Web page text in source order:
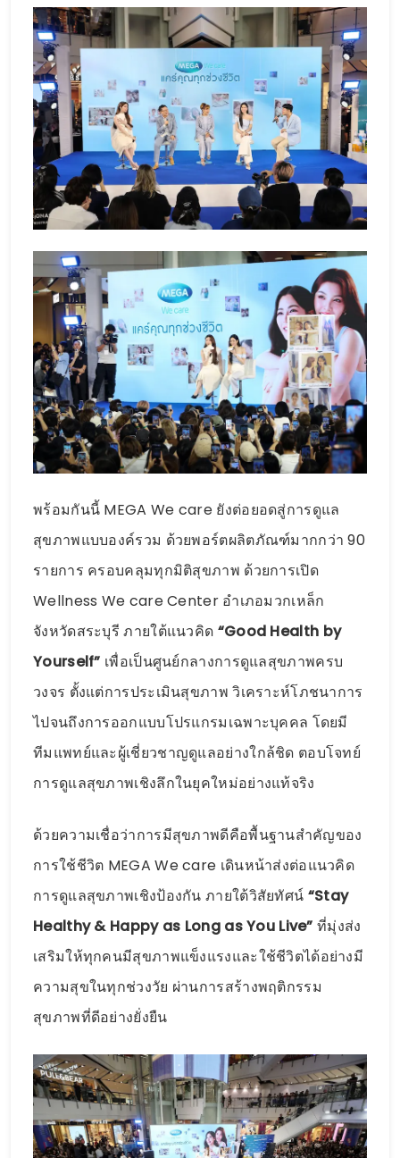
พร้อมกันนี้ MEGA We care ยังต่อยอดสู่การดูแล
สุขภาพแบบองค์รวม ด้วยพอร์ตผลิตภัณฑ์มากกว่า 90
รายการ ครอบคลุมทุกมิติสุขภาพ ด้วยการเปิด
Wellness We care Center อำเภอมวกเหล็ก
จังหวัดสระบุรี ภายใต้แนวคิด “Good Health by
Yourself” เพื่อเป็นศูนย์กลางการดูแลสุขภาพครบ
วงจร ตั้งแต่การประเมินสุขภาพ วิเคราะห์โภชนาการ
ไปจนถึงการออกแบบโปรแกรมเฉพาะบุคคล โดยมี
ทีมแพทย์และผู้เชี่ยวชาญดูแลอย่างใกล้ชิด ตอบโจทย์
การดูแลสุขภาพเชิงลึกในยุคใหม่อย่างแท้จริง
ด้วยความเชื่อว่าการมีสุขภาพดีคือพื้นฐานสำคัญของ
การใช้ชีวิต MEGA We care เดินหน้าส่งต่อแนวคิด
การดูแลสุขภาพเชิงป้องกัน ภายใต้วิสัยทัศน์ “Stay
Healthy & Happy as Long as You Live” ที่มุ่งส่ง
เสริมให้ทุกคนมีสุขภาพแข็งแรงและใช้ชีวิตได้อย่างมี
ความสุขในทุกช่วงวัย ผ่านการสร้างพฤติกรรม
สุขภาพที่ดีอย่างยั่งยืน